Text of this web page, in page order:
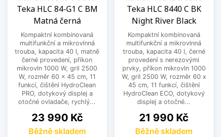
Teka HLC 84-G1 C BM
Matná černá
Kompaktní kombinovaná
multifunkční a mikrovlnná
trouba, kapacita 40 l, matně
černé provedení, příkon
mikrovln 1000 W, gril 2500
W, rozměr 60 x 45 cm, 11
funkcí, čištění HydroClean
PRO, dotykový displej a
otočné ovladače, rychlý...
Cena
23 990 Kč
Běžně skladem
Teka HLC 8440 C BK
Night River Black
Kompaktní kombinovaná
multifunkční a mikrovlnná
trouba, kapacita 40 l, černé
provedení s nerezovými
prvky, příkon mikrovln 1000
W, gril 2500 W, rozměr 60 x
45 cm, 11 funkcí, čištění
HydroClean ECO, dotykový
displej a otočné...
Cena
21 990 Kč
Běžně skladem